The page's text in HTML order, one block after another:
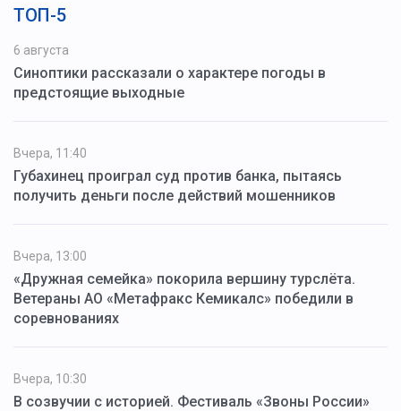
ТОП-5
6 августа
Синоптики рассказали о характере погоды в
предстоящие выходные
Вчера, 11:40
Губахинец проиграл суд против банка, пытаясь
получить деньги после действий мошенников
Вчера, 13:00
«Дружная семейка» покорила вершину турслёта.
Ветераны АО «Метафракс Кемикалс» победили в
соревнованиях
Вчера, 10:30
В созвучии с историей. Фестиваль «Звоны России»